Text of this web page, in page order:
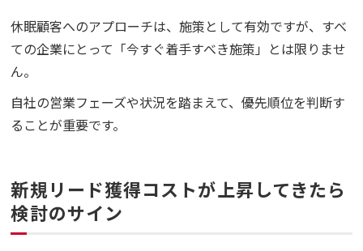
休眠顧客へのアプローチは、施策として有効ですが、すべ
ての企業にとって「今すぐ着手すべき施策」とは限りませ
ん。
自社の営業フェーズや状況を踏まえて、優先順位を判断す
ることが重要です。
新規リード獲得コストが上昇してきたら
検討のサイン